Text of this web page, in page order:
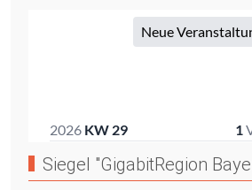
Siegel "GigabitRegion